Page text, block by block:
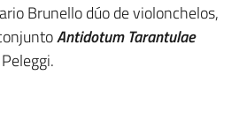
Brunello dúo de violonchelos,
Antidotum Tarantulae